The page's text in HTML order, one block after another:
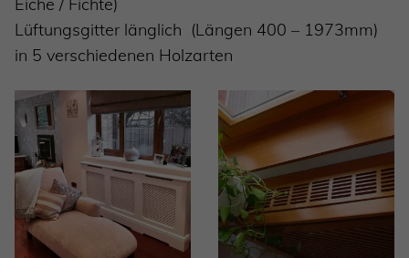
Lüftungsgitter länglich (Längen 400 – 1973mm)
in 5 verschiedenen Holzarten